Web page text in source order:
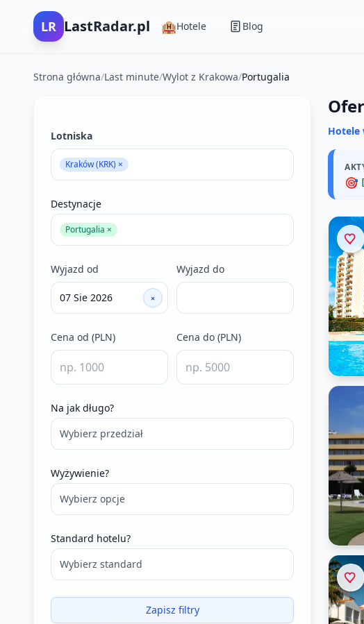
LR LastRadar.pl 🏨Hotele Blog
Strona główna/Last minute/Wylot z Krakowa/Portugalia
Lotniska
Kraków (KRK) ×
Destynacje
Portugalia ×
Wyjazd od
×
Wyjazd do
Cena od (PLN) Cena do (PLN)
Na jak długo?
Wybierz przedział
Wyżywienie?
Wybierz opcje
Standard hotelu?
Wybierz standard
Zapisz filtry
Hotele
🎯